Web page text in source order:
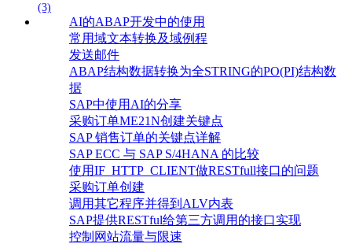
(3)
AI的ABAP开发中的使用
常用域文本转换及域例程
发送邮件
ABAP结构数据转换为全STRING的PO(PI)结构数
据
SAP中使用AI的分享
采购订单ME21N创建关键点
SAP 销售订单的关键点详解
SAP ECC 与 SAP S/4HANA 的比较
使用IF_HTTP_CLIENT做RESTfull接口的问题
采购订单创建
调用其它程序并得到ALV内表
SAP提供RESTful给第三方调用的接口实现
控制网站流量与限速